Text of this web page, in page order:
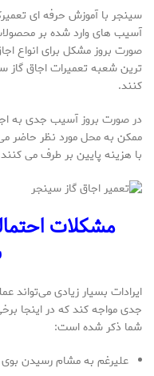
سینجر با آموزش حرفه ای
آسیب های وارد شده بر
صورت بروز مشکل برای انواع
ترین شعبه تعمیرات اجاق گاز
کنند.
در صورت بروز آسیب جدی به
ممکن به محل مورد نظر حاضر
با هزینه پایین بر طرف می
مشکلات
ایرادات بسیار زیادی می‌تواند
جدی مواجه کند که در اینجا
شما ذکر شده است:
علیرغم به مشام رسیدن